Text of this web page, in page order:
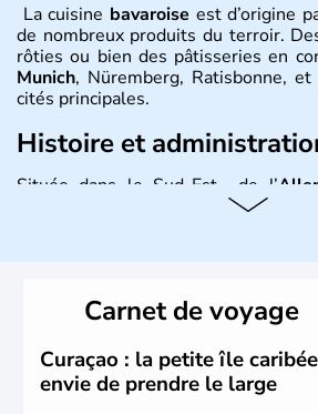
La cuisine bavaroise est d’origine
de nombreux produits du terroir.
rôties ou bien des pâtisseries en
Munich, Nüremberg, Ratisbonne,
cités principales.
Histoire et
Située dans le Sud-Est de l’
fait partie
conservateur.Carnet de voyage
Curaçao : la petite île
envie de prendre le large